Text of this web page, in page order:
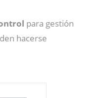
para gestión
hacerse